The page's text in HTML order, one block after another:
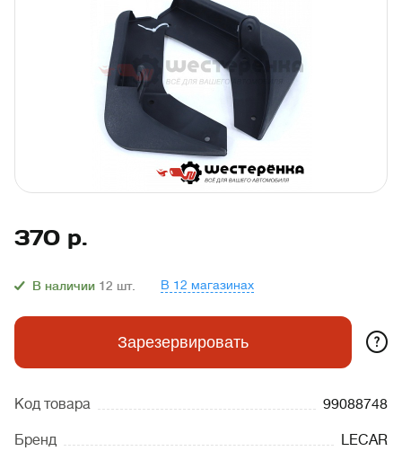
370 р.
В наличии 12 шт. В 12 магазинах
Зарезервировать ?
Код товара 99088748
Бренд LECAR